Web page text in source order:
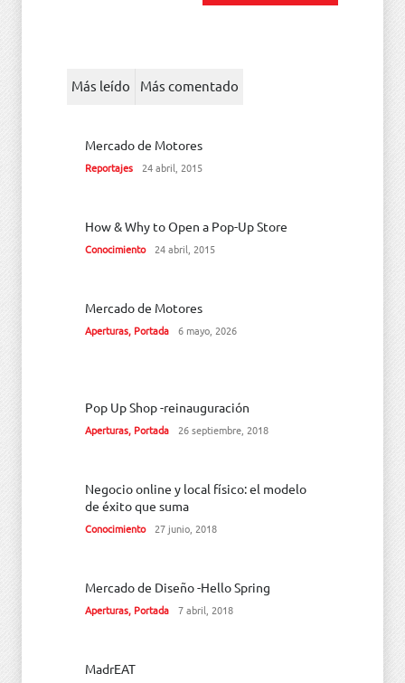
Más leído Más comentado
Mercado de Motores
Reportajes 24 abril, 2015
How & Why to Open a Pop-Up Store
Conocimiento 24 abril, 2015
Mercado de Motores
Aperturas, Portada 6 mayo, 2026
Pop Up Shop -reinauguración
Aperturas, Portada 26 septiembre, 2018
Negocio online y local físico: el modelo
de éxito que suma
Conocimiento 27 junio, 2018
Mercado de Diseño -Hello Spring
Aperturas, Portada 7 abril, 2018
MadrEAT